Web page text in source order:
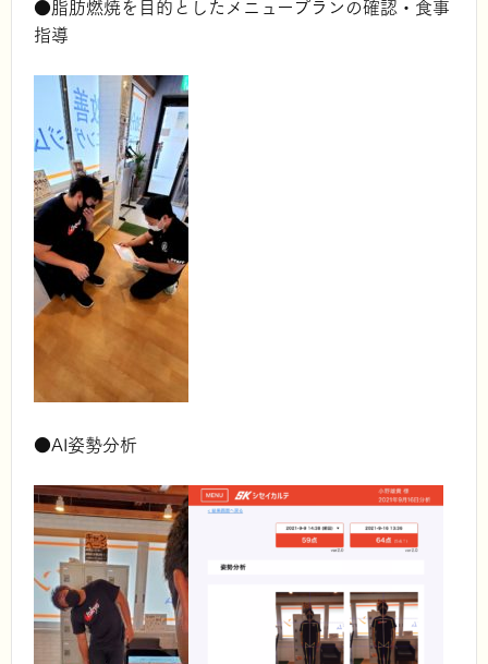
●脂肪燃焼を目的としたメニュープランの確認・食事
指導
●AI姿勢分析